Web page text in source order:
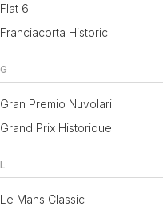
Flat 6
Franciacorta Historic
G
Gran Premio Nuvolari
Grand Prix Historique
L
Le Mans Classic